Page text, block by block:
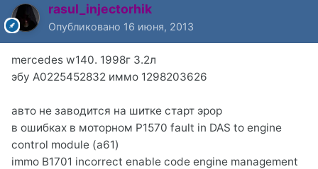
rasul_injectorhik
Опубликовано 16 июня, 2013
mercedes w140. 1998г 3.2л
эбу A0225452832 иммо 1298203626
авто не заводится на шитке старт эрор
в ошибках в моторном P1570 fault in DAS to engine
control module (a61)
immo B1701 incorrect enable code engine management